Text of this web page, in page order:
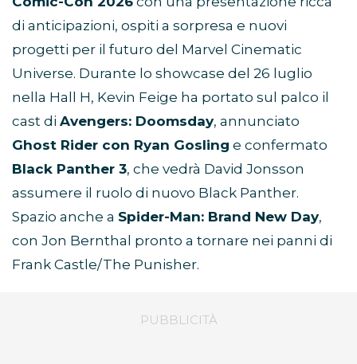
di anticipazioni, ospiti a sorpresa e nuovi
progetti per il futuro del Marvel Cinematic
Universe. Durante lo showcase del 26 luglio
nella Hall H, Kevin Feige ha portato sul palco il
cast di Avengers: Doomsday, annunciato
Ghost Rider con Ryan Gosling e confermato
Black Panther 3, che vedrà David Jonsson
assumere il ruolo di nuovo Black Panther.
Spazio anche a Spider-Man: Brand New Day,
con Jon Bernthal pronto a tornare nei panni di
Frank Castle/The Punisher.